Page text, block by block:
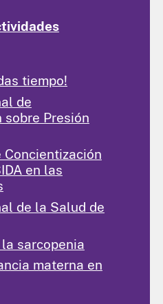
tiempo!
de
sobre Presión
Concientización
en las
de la Salud de
sarcopenia
materna en